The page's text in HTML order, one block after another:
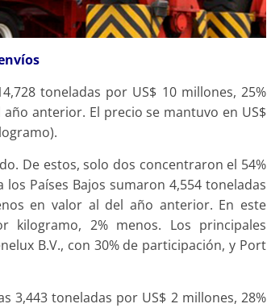
toneladas por US$ 10 millones, 25%
anterior. El precio se mantuvo en US$
De estos, solo dos concentraron el 54%
Países Bajos sumaron 4,554 toneladas
en valor al del año anterior. En este
2% menos. Los principales
B.V., con 30% de participación, y Port
3,443 toneladas por US$ 2 millones, 28%